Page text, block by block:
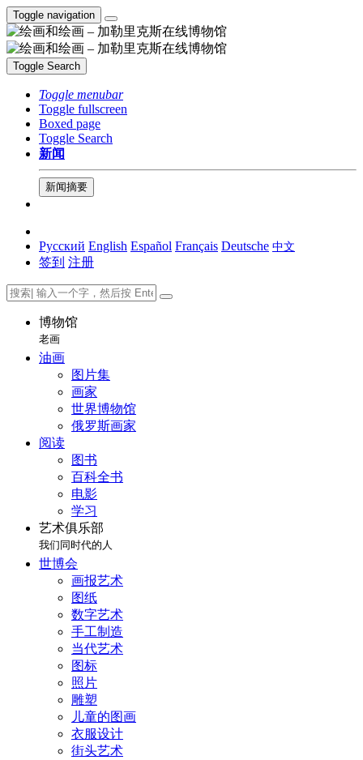
Toggle navigation
Toggle Search
Toggle menubar
Toggle fullscreen
Boxed page
Toggle Search
新闻
新闻摘要
Русский English Español Français Deutsche 中文
签到 注册
博物馆
老画
油画
图片集
画家
世界博物馆
俄罗斯画家
阅读
图书
百科全书
电影
学习
艺术俱乐部
我们同时代的人
世博会
画报艺术
图纸
数字艺术
手工制造
当代艺术
图标
照片
雕塑
儿童的图画
衣服设计
街头艺术